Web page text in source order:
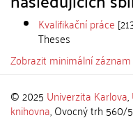
Kvalifikační práce
Theses
Zobrazit minimální záznam
© 2025 Univerzita Karlova,
knihovna, Ovocný trh 560/